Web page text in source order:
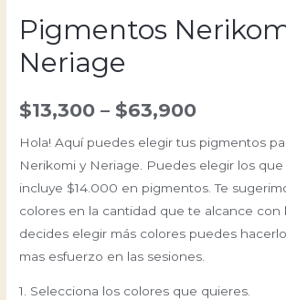
Pigmentos
Neriage
$13,300 – $63,900
Hola! Aquí puedes elegir tus pigmentos
Nerikomi y Neriage. Puedes elegir los que
incluye $14.000 en pigmentos. Te
colores en la cantidad que te alcance con
decides elegir más colores puedes
mas esfuerzo en las sesiones.
1. Selecciona los colores que quieres.